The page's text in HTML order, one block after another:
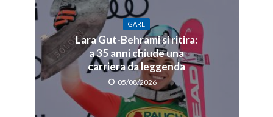
GARE
Lara Gut-Behrami si ritira:
a 35 anni chiude una
carriera da leggenda
05/08/2026